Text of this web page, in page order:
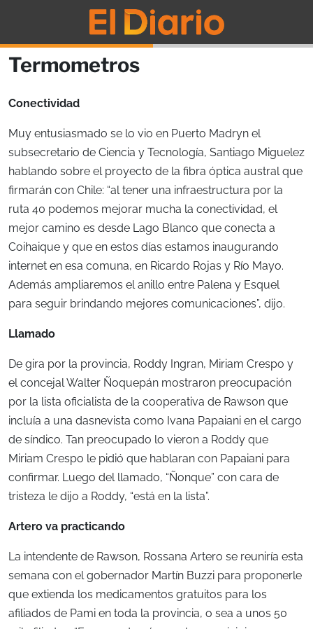
Termometros
Conectividad
Muy entusiasmado se lo vio en Puerto Madryn el
subsecretario de Ciencia y Tecnología, Santiago Miguelez
hablando sobre el proyecto de la fibra óptica austral que
firmarán con Chile: “al tener una infraestructura por la
ruta 40 podemos mejorar mucha la conectividad, el
mejor camino es desde Lago Blanco que conecta a
Coihaique y que en estos días estamos inaugurando
internet en esa comuna, en Ricardo Rojas y Río Mayo.
Además ampliaremos el anillo entre Palena y Esquel
para seguir brindando mejores comunicaciones”, dijo.
Llamado
De gira por la provincia, Roddy Ingran, Miriam Crespo y
el concejal Walter Ñoquepán mostraron preocupación
por la lista oficialista de la cooperativa de Rawson que
incluía a una dasnevista como Ivana Papaiani en el cargo
de síndico. Tan preocupado lo vieron a Roddy que
Miriam Crespo le pidió que hablaran con Papaiani para
confirmar. Luego del llamado, “Ñonque” con cara de
tristeza le dijo a Roddy, “está en la lista”.
Artero va practicando
La intendente de Rawson, Rossana Artero se reuniría esta
semana con el gobernador Martín Buzzi para proponerle
que extienda los medicamentos gratuitos para los
afiliados de Pami en toda la provincia, o sea a unos 50